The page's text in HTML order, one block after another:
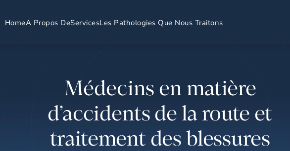
HomeA Propos DeServicesLes Pathologies Que Nous Traitons
Médecins en matière
d’accidents de la route et
traitement des blessures